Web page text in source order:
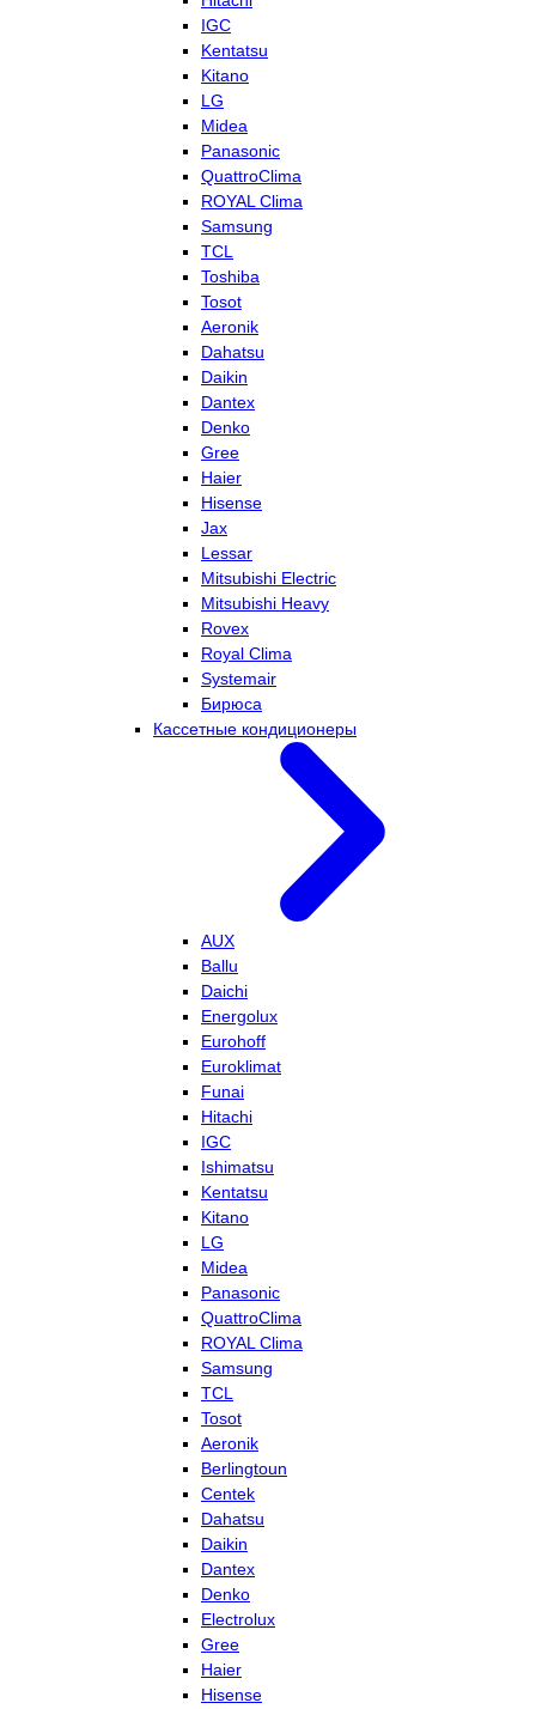
IGC
Kentatsu
Kitano
LG
Midea
Panasonic
QuattroClima
ROYAL Clima
Samsung
TCL
Toshiba
Tosot
Aeronik
Dahatsu
Daikin
Dantex
Denko
Gree
Haier
Hisense
Jax
Lessar
Mitsubishi Electric
Mitsubishi Heavy
Rovex
Royal Clima
Systemair
Бирюса
Кассетные кондиционеры
AUX
Ballu
Daichi
Energolux
Eurohoff
Euroklimat
Funai
Hitachi
IGC
Ishimatsu
Kentatsu
Kitano
LG
Midea
Panasonic
QuattroClima
ROYAL Clima
Samsung
TCL
Tosot
Aeronik
Berlingtoun
Centek
Dahatsu
Daikin
Dantex
Denko
Electrolux
Gree
Haier
Hisense